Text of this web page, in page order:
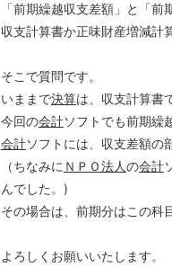
「前期繰越収支差額」と「
収支計算書か正味財産増減計
そこで質問です。
いままで決算は、収支計算書
今回の会計ソフトでも前期繰
会計ソフトには、収支差額の
（ちなみに ＮＰＯ法人の会計
んでした。)
その場合は、前期分はこの科
よろしくお願いいたします。